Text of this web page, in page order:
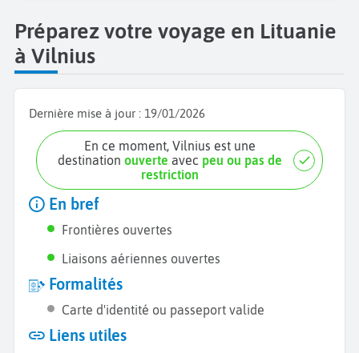
Préparez votre voyage en Lituanie
à Vilnius
Dernière mise à jour : 19/01/2026
En ce moment, Vilnius est une
destinationouverte avec peu ou pas de
restriction
En bref
Frontières ouvertes
Liaisons aériennes ouvertes
Formalités
Carte d'identité ou passeport valide
Liens utiles